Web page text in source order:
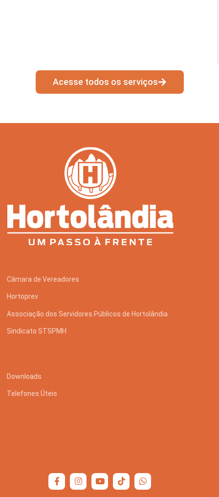
Acesse todos os serviços
Câmara de Vereadores
Hortoprev
Associação dos Servidores Públicos de Hortolândia
Sindicato STSPMH
Downloads
Telefones Úteis